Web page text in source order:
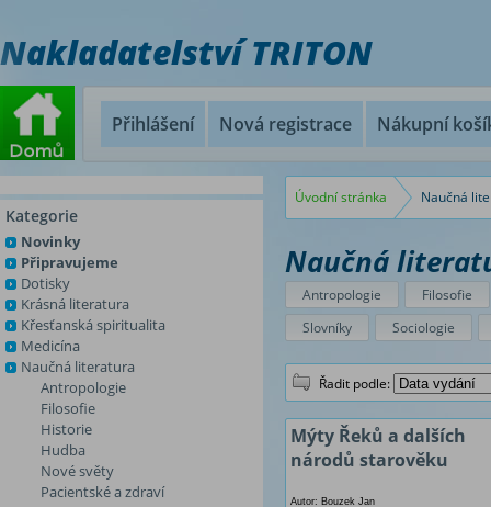
Nakladatelství TRITON
Přihlášení Nová registrace Nákupní
Kategorie
Novinky
Připravujeme
Dotisky
Krásná literatura
Křesťanská spiritualita
Medicína
Naučná literatura
Antropologie
Filosofie
Historie
Hudba
Nové světy
Pacientské a zdraví
Úvodní stránka Naučná
Naučná
Antropologie
Filosofie
Slovníky
Sociologie
Řadit podle:
Mýty Řeků a dalších
národů starověku
Autor: Bouzek Jan